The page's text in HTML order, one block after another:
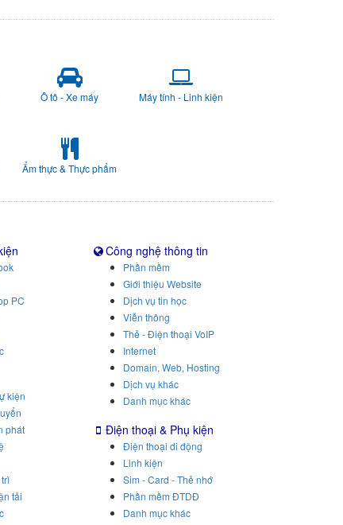
Ô tô - Xe máy Máy tính - Linh kiện
Ẩm thực & Thực phẩm
PC
kiện
phát
tải
Công nghệ thông tin
Phần mềm
Giới thiệu Website
Dịch vụ tin học
Viễn thông
Thẻ - Điện thoại VoIP
Internet
Domain, Web, Hosting
Dịch vụ khác
Danh mục khác
Điện thoại & Phụ kiện
Điện thoại di động
Linh kiện
Sim - Card - Thẻ nhớ
Phần mềm ĐTDĐ
Danh mục khác